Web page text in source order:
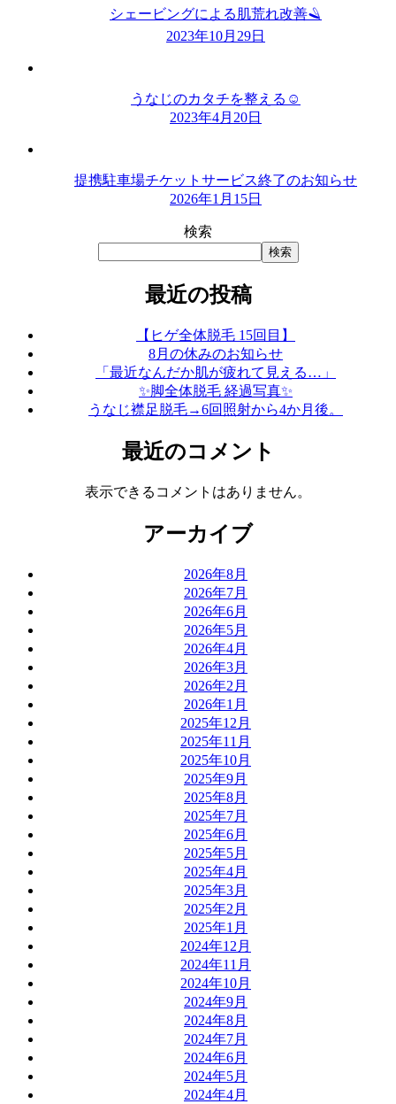
シェービングによる肌荒れ改善🪒
2023年10月29日
うなじのカタチを整える☺️
2023年4月20日
提携駐車場チケットサービス終了のお知らせ
2026年1月15日
検索
検索
最近の投稿
【ヒゲ全体脱毛 15回目】
8月の休みのお知らせ
「最近なんだか肌が疲れて見える…」
✨脚全体脱毛 経過写真✨
うなじ襟足脱毛→6回照射から4か月後。
最近のコメント
表示できるコメントはありません。
アーカイブ
2026年8月
2026年7月
2026年6月
2026年5月
2026年4月
2026年3月
2026年2月
2026年1月
2025年12月
2025年11月
2025年10月
2025年9月
2025年8月
2025年7月
2025年6月
2025年5月
2025年4月
2025年3月
2025年2月
2025年1月
2024年12月
2024年11月
2024年10月
2024年9月
2024年8月
2024年7月
2024年6月
2024年5月
2024年4月